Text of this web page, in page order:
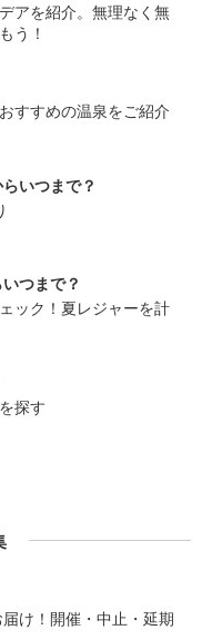
アを紹介。無理なく無
う！
すすめの温泉をご紹介
いつまで？
つまで？
ック！夏レジャーを計
探す
け！開催・中止・延期